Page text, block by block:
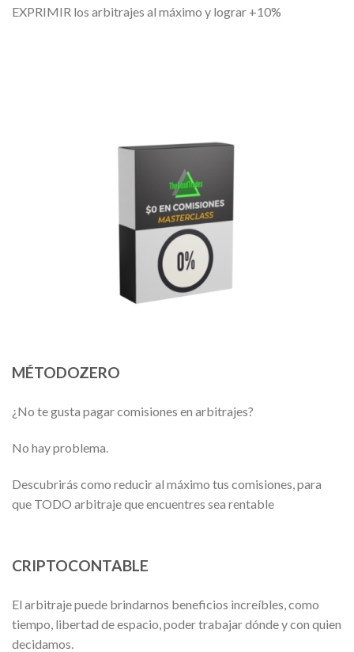
EXPRIMIR los arbitrajes al máximo y lograr +10%
MÉTODOZERO
¿No te gusta pagar comisiones en arbitrajes?
No hay problema.
Descubrirás como reducir al máximo tus comisiones, para
que TODO arbitraje que encuentres sea rentable
CRIPTOCONTABLE
El arbitraje puede brindarnos beneficios increíbles, como
tiempo, libertad de espacio, poder trabajar dónde y con quien
decidamos.